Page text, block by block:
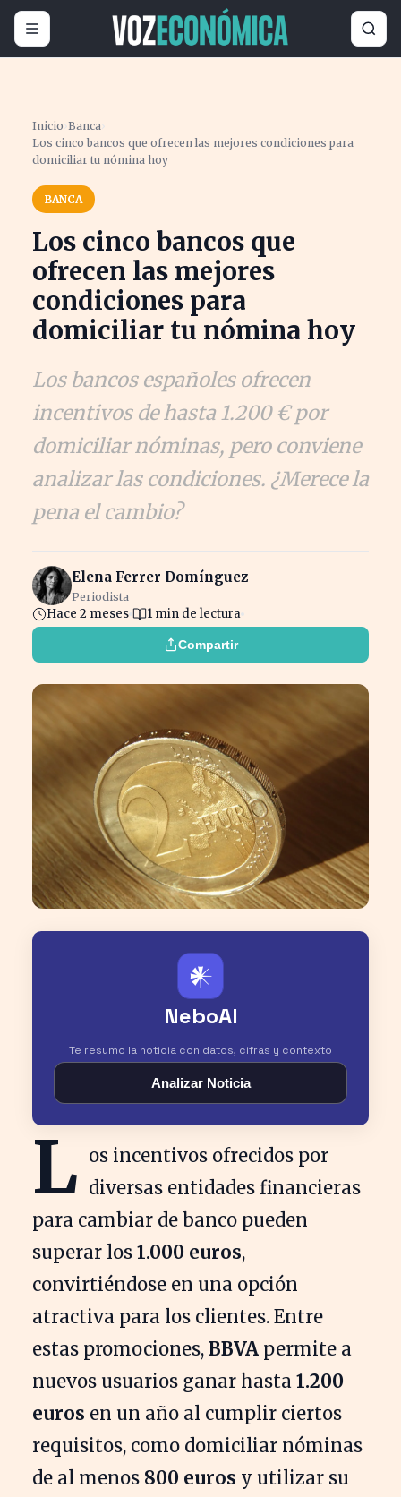
Inicio ›Banca›
Los cinco bancos que ofrecen las mejores condiciones para
domiciliar tu nómina hoy
BANCA
Los cinco bancos que
ofrecen las mejores
condiciones para
domiciliar tu nómina hoy
Los bancos españoles ofrecen
incentivos de hasta 1.200 € por
domiciliar nóminas, pero conviene
analizar las condiciones. ¿Merece la
pena el cambio?
Elena Ferrer Domínguez
Periodista
Hace 2 meses 1 min de lectura
Compartir
𒀭
NeboAI
Te resumo la noticia con datos, cifras y contexto
Analizar Noticia
L os incentivos ofrecidos por
diversas entidades financieras
para cambiar de banco pueden
superar los 1.000 euros,
convirtiéndose en una opción
atractiva para los clientes. Entre
estas promociones, BBVA permite a
nuevos usuarios ganar hasta 1.200
euros en un año al cumplir ciertos
requisitos, como domiciliar nóminas
de al menos 800 euros y utilizar su